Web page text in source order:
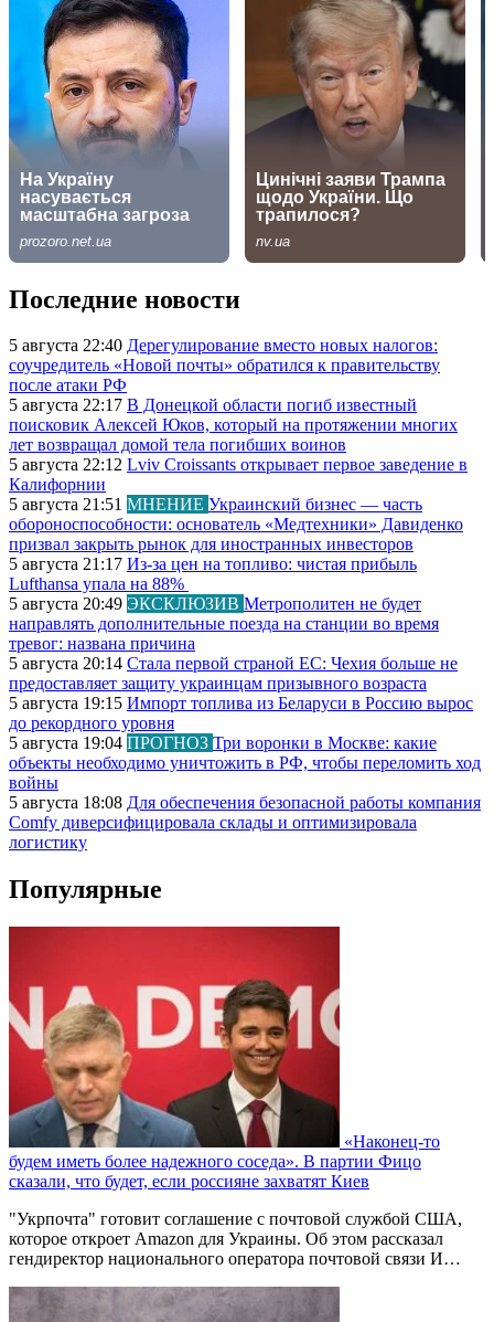
Последние новости
5 августа 22:40 Дерегулирование вместо новых налогов:
соучредитель «Новой почты» обратился к правительству
после атаки РФ
5 августа 22:17 В Донецкой области погиб известный
поисковик Алексей Юков, который на протяжении многих
лет возвращал домой тела погибших воинов
5 августа 22:12 Lviv Croissants открывает первое заведение в
Калифорнии
5 августа 21:51 МНЕНИЕ Украинский бизнес — часть
обороноспособности: основатель «Медтехники» Давиденко
призвал закрыть рынок для иностранных инвесторов
5 августа 21:17 Из-за цен на топливо: чистая прибыль
Lufthansa упала на 88%
5 августа 20:49 ЭКСКЛЮЗИВ Метрополитен не будет
направлять дополнительные поезда на станции во время
тревог: названа причина
5 августа 20:14 Стала первой страной ЕС: Чехия больше не
предоставляет защиту украинцам призывного возраста
5 августа 19:15 Импорт топлива из Беларуси в Россию вырос
до рекордного уровня
5 августа 19:04 ПРОГНОЗ Три воронки в Москве: какие
объекты необходимо уничтожить в РФ, чтобы переломить ход
войны
5 августа 18:08 Для обеспечения безопасной работы компания
Comfy диверсифицировала склады и оптимизировала
логистику
Популярные
«Наконец-то
будем иметь более надежного соседа». В партии Фицо
сказали, что будет, если россияне захватят Киев
"Укрпочта" готовит соглашение с почтовой службой США,
которое откроет Amazon для Украины. Об этом рассказал
гендиректор национального оператора почтовой связи И…